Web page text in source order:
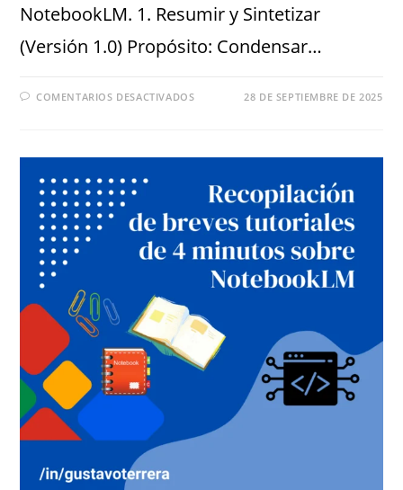
NotebookLM. 1. Resumir y Sintetizar
(Versión 1.0) Propósito: Condensar…
COMENTARIOS DESACTIVADOS 28 DE SEPTIEMBRE DE 2025